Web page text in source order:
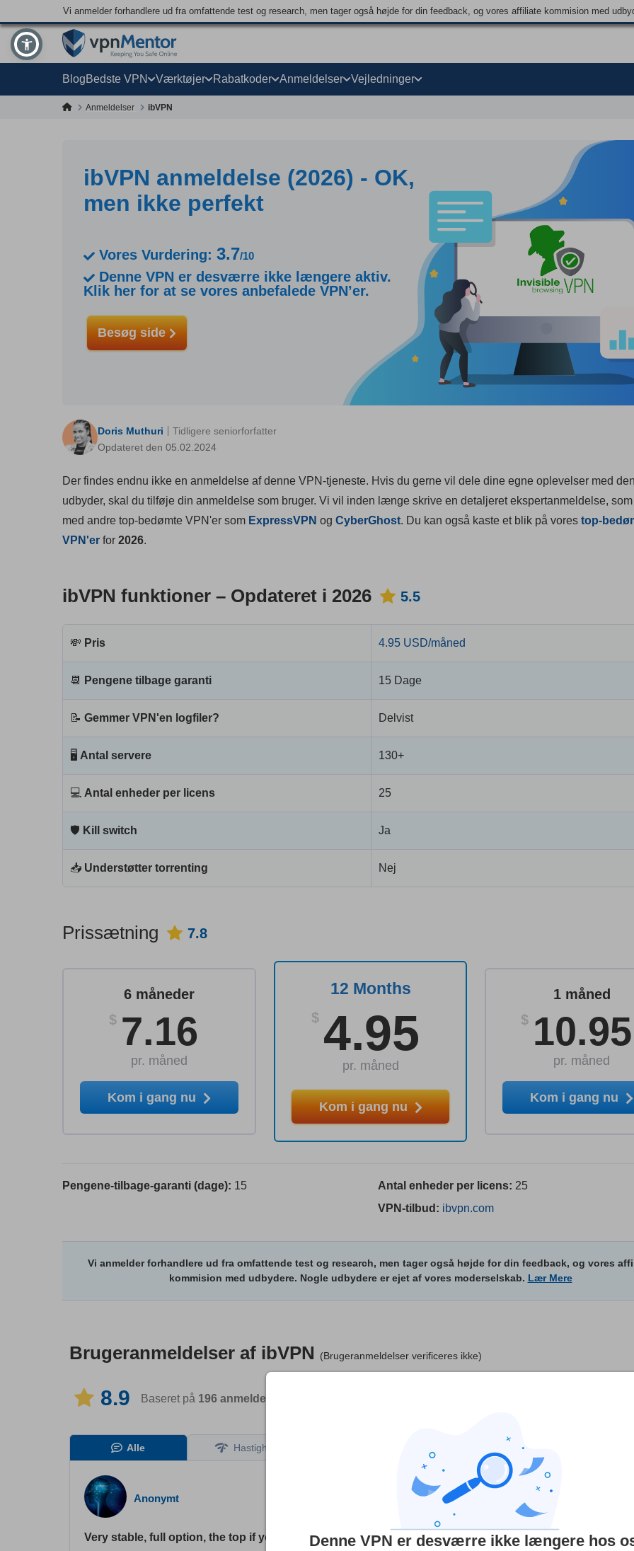
Vi anmelder forhandlere ud fra omfattende test og research, men tager også højde for din feedback, og vores affiliate kommision med
BlogBedste VPN Værktøjer Rabatkoder Anmeldelser Vejledninger
Anmeldelser ibVPN
ibVPN anmeldelse (2026) - OK,
men ikke perfekt
Vores Vurdering: 3.7/10
Denne VPN er desværre ikke længere aktiv.
Klik her for at se vores anbefalede VPN’er.
Besøg side
Doris Muthuri
Opdateret den 05.02.2024
Tidligere seniorforfatter
Der findes endnu ikke en anmeldelse af denne VPN-tjeneste. Hvis du gerne vil dele dine egne oplevelser med
udbyder, skal du tilføje din anmeldelse som bruger. Vi vil inden længe skrive en detaljeret ekspertanmeldelse,
med andre top-bedømte VPN'er som ExpressVPN og CyberGhost. Du kan også kaste et blik på vores top-
VPN'er for 2026.
ibVPN funktioner – Opdateret i 2026 5.5
💸 Pris 4.95 USD/måned
📆 Pengene tilbage garanti 15 Dage
📝 Gemmer VPN'en logfiler? Delvist
🖥 Antal servere 130+
💻 Antal enheder per licens 25
🛡 Kill switch Ja
📥 Understøtter torrenting Nej
Prissætning 7.8
12 Months
$ 4.95
pr. måned
Kom i gang nu
6 måneder
$ 7.16
pr. måned
Kom i gang nu
1 måned
$ 10.95
pr. måned
Kom i gang nu
Pengene-tilbage-garanti (dage): 15 Antal enheder per licens: 25
VPN-tilbud: ibvpn.com
Vi anmelder forhandlere ud fra omfattende test og research, men tager også højde for din feedback, og vores
kommision med udbydere. Nogle udbydere er ejet af vores moderselskab. Lær Mere
Brugeranmeldelser af ibVPN (Brugeranmeldelser verificeres ikke)
8.9 Baseret på 196 anmeldelser
Alle Hastighed
Anonymt
Very stable, full option, the top if you look for a good privacy protection option!
Denne VPN er desværre ikke længere hos